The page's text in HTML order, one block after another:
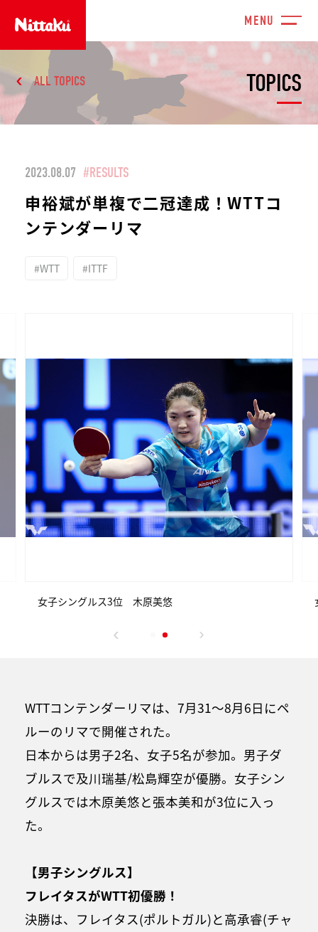
TOPICS
ALL TOPICS
2023.08.07 #RESULTS
申裕斌が単複で二冠達成！WTTコ
ンテンダーリマ
#WTT #ITTF
女子シングルス3位 木原美悠
WTTコンテンダーリマは、7月31～8月6日にペ
ルーのリマで開催された。
日本からは男子2名、女子5名が参加。男子ダ
ブルスで及川瑞基/松島輝空が優勝。女子シン
グルスでは木原美悠と張本美和が3位に入っ
た。
【男子シングルス】
フレイタスがWTT初優勝！
決勝は、フレイタス(ポルトガル)と高承睿(チャ